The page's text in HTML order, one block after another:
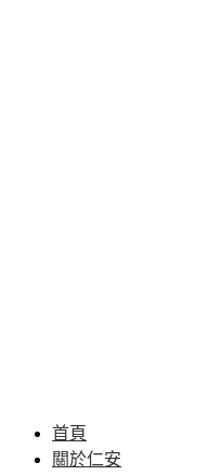
首頁
關於仁安